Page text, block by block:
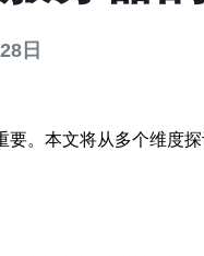
日
。本文将从多个维度